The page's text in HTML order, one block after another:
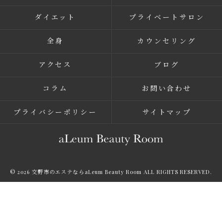
ダイエット プライベートサロン
全身 カウンセリング
アクセス ブログ
コラム お問い合わせ
プライバシーポリシー サイトマップ
© 2026 交野市のエステならaLeum Beauty Room ALL RIGHTS RESERVED.